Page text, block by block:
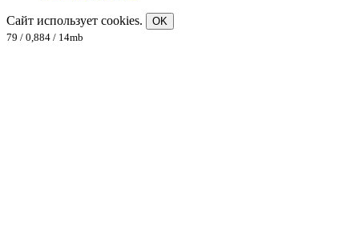
Сайт использует cookies.
OK
79 / 0,884 / 14mb